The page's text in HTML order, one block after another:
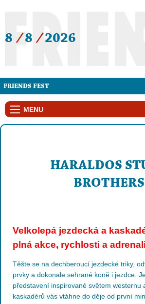
8 / 8 / 2026
FRIENDS FEST
MENU
HARALDOS
BROTHERS
Velkolepá jezdecká a
plná akce, rychlosti a
Těšte se na dechberoucí jezdecké triky,
prvky a dokonale sehrané koně i jezdce.
představení inspirované světem westernu
kaskadérů vás vtáhne do děje od první